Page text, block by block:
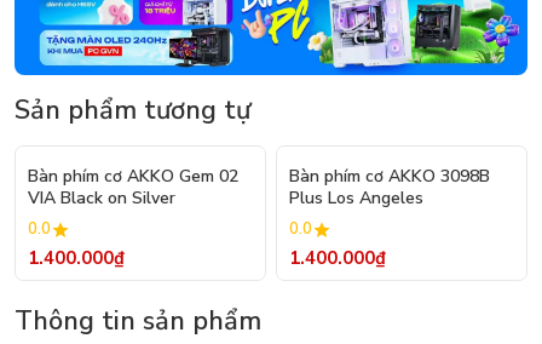
Sản phẩm tương tự
Bàn phím cơ AKKO Gem 02
VIA Black on Silver
0.0
1.400.000₫
Bàn phím cơ AKKO 3098B
Plus Los Angeles
0.0
1.400.000₫
Thông tin sản phẩm